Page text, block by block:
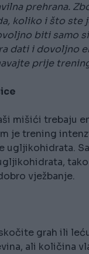
prehrana.
koliko i što ste
biti samo
dati i dovoljno
prije
mišići trebaju
je trening
ugljikohidrata.
tako
vježbanje.
grah ili
ali količina